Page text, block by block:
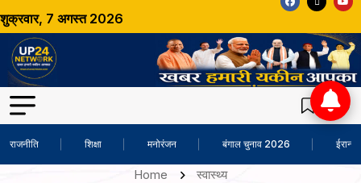
शुक्रवार, 7 अगस्त 2026
राजनीति शिक्षा मनोरंजन बंगाल चुनाव 2026 ईरान-
Home स्वास्थ्य